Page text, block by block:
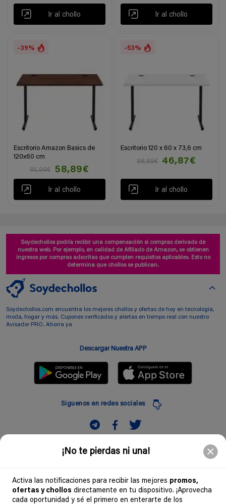
¡No te pierdas ni una!
Activa las notificaciones para recibir las mejores promos,
ofertas y chollos directamente en tu dispositivo. ¡Aprovecha
cada oportunidad y sé el primero en enterarte de los
Ir al chollo Ir al chollo
-39%
Escritorio Amazon Basics de
120x60 cm
95,99€
58,89€
Ir al chollo
-53%
Escritorio 120 x 60 x 73,6 cm
98,99€
46,87€
Ir al chollo
Soydechollos podría recibir una compensación si compras derivado de
nuestra web. Por ejemplo, en calidad de Afiliado de Amazon, se obtienen
ingresos por compras adscritas que cumplen requisitos aplicables. Esto no
determina que chollos se publican.
Soydechollos.com encuentra los mejores chollos y ofertas de hoy en tecnología,
moda, hogar y más. Cupones verificados y alertas en tiempo real con nuestro
Avisador PRO. Ahorra ya
Descargar Nuestra APP
Siguenos en redes sociales
Suscribir